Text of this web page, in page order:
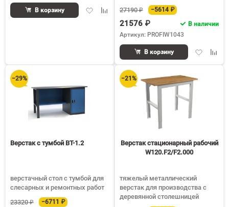
ДобавитьДобавить
сравнению
В корзину 27190 ₽ −5614 ₽
21576 ₽
В наличии
Артикул: PROFIW1043
Добавить
В корзину
−29%
Верстак с тумбой ВТ-1.2
верстачный стол с тумбой для
слесарных и ремонтных работ
23320 ₽
−6711 ₽
−21%
Верстак стационарный рабочий
W120.F2/F2.000
тяжелый металлический
верстак для производства с
деревянной столешницей